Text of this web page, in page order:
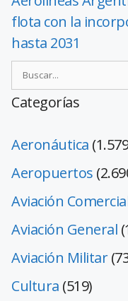
flota con la
hasta 2031
Categorías
Aeronáutica
Aeropuertos
Aviación
Aviación General
Aviación Militar
Cultura (519)